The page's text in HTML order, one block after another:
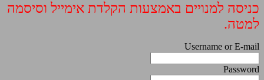
כניסה למנויים באמצעות הקלדת אימייל וסיסמה
למטה.
Username or E-mail
Password